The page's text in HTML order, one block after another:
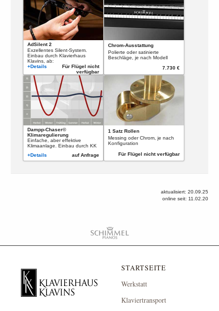
AdSilent 2
Exzellentes Silent-System.
Einbau durch Klavierhaus
Klavins, ab:
+Details
Für Flügel nicht
verfügbar
Chrom-Ausstattung
Polierte oder satinierte
Beschläge, je nach Modell
7.730 €
Dampp-Chaser©
Klimaregulierung
Einfache, aber effektive
Klimaanlage. Einbau durch KK
+Details
auf Anfrage
1 Satz Rollen
Messing oder Chrom, je nach
Konfiguration
Für Flügel nicht verfügbar
aktualisiert: 20.09.25
online seit: 11.02.20
STARTSEITE
Werkstatt
Klaviertransport